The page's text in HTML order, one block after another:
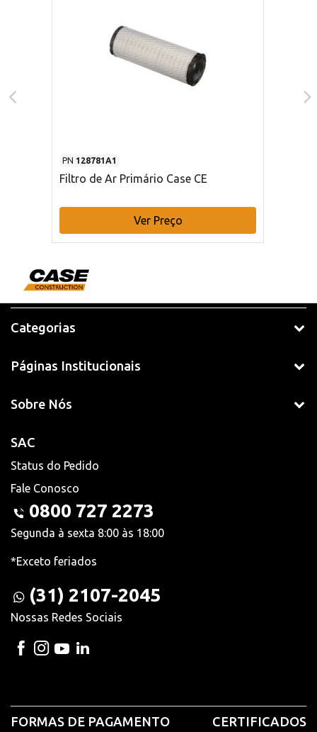
PN 128781A1
Filtro de Ar Primário Case CE
Ver Preço
Categorias
Páginas Institucionais
Sobre Nós
SAC
Status do Pedido
Fale Conosco
0800 727 2273
Segunda à sexta 8:00 às 18:00
*Exceto feriados
(31) 2107-2045
Nossas Redes Sociais
FORMAS DE PAGAMENTO CERTIFICADOS